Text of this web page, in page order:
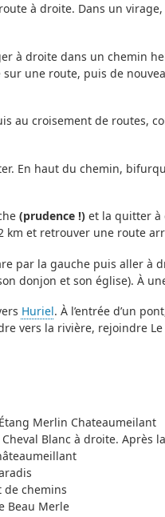
à droite. Dans un
à droite dans un chemin
une route, puis de
au croisement de routes,
En haut du chemin,
(prudence !)et la quitter à
km et retrouver une route
par la gauche puis aller à
donjon et son église). À
Huriel. À l’entrée d’un
vers la rivière, rejoindre
Merlin Chateaumeilant
Blanc à droite. Après
de chemins
Beau Merle